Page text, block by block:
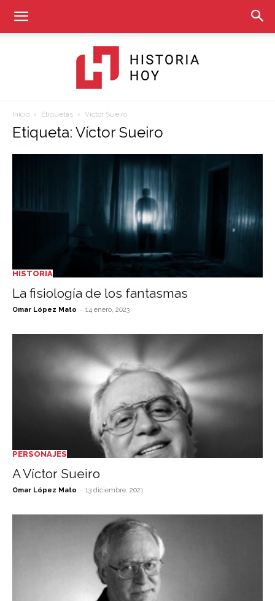
Hoy
Inicio Etiquetas Víctor Sueiro
Etiqueta: Víctor Sueiro
HISTORIA
La fisiología de los fantasmas
Omar López Mato - 14 enero, 2023
PERSONAJES
A Víctor Sueiro
Omar López Mato - 13 diciembre, 2021